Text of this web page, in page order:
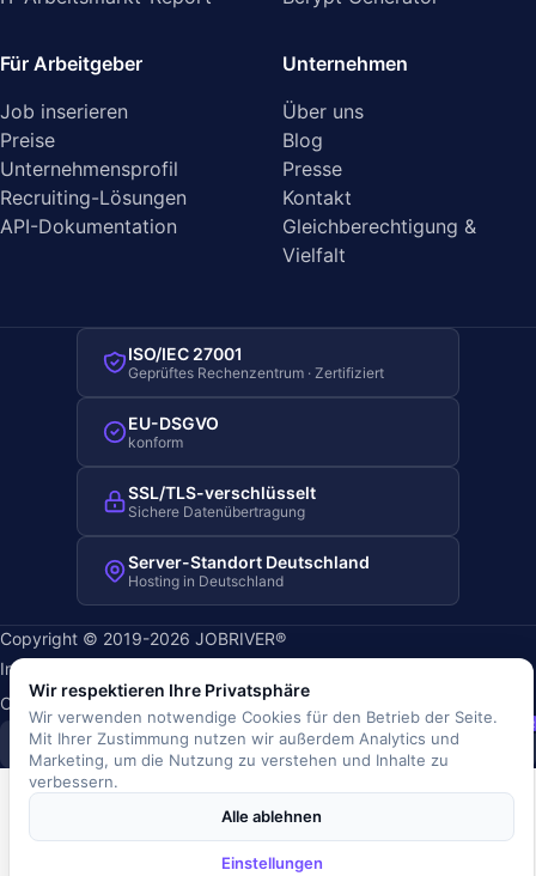
Für Arbeitgeber
Job inserieren
Preise
Unternehmensprofil
Recruiting-Lösungen
API-Dokumentation
Unternehmen
Über uns
Blog
Presse
Kontakt
Gleichberechtigung &
Vielfalt
ISO/IEC 27001
Geprüftes Rechenzentrum · Zertifiziert
EU-DSGVO
konform
SSL/TLS-verschlüsselt
Sichere Datenübertragung
Server-Standort Deutschland
Hosting in Deutschland
Copyright © 2019-2026 JOBRIVER®
Impressum
Cookie-Richtlinie· Cookie-Einstellungen
SiSt JR
Wir respektieren Ihre Privatsphäre
Wir verwenden notwendige Cookies für den Betrieb der Seite.
Mit Ihrer Zustimmung nutzen wir außerdem Analytics und
Marketing, um die Nutzung zu verstehen und Inhalte zu
verbessern.
Alle ablehnen
Einstellungen